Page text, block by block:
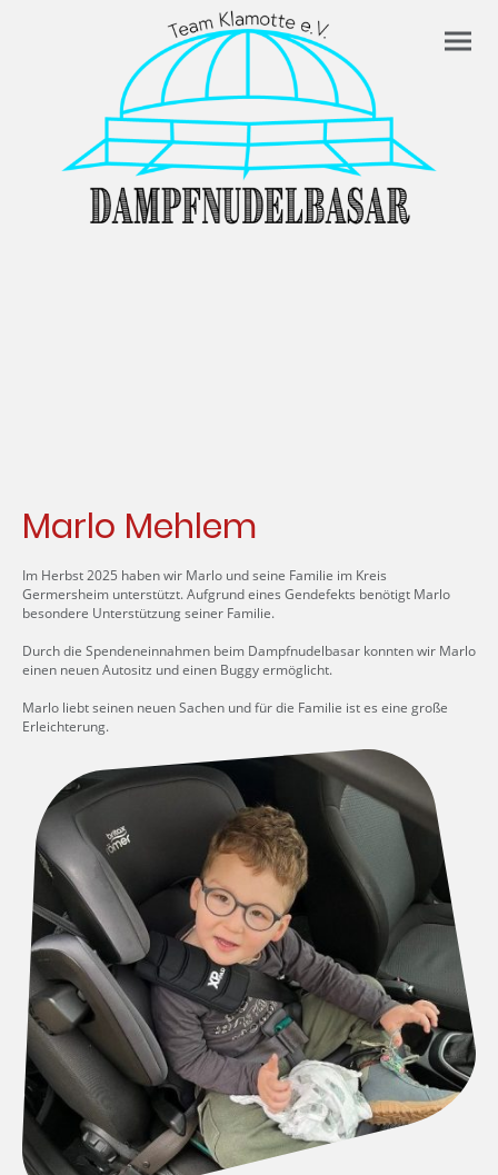
Marlo Mehlem
Im Herbst 2025 haben wir Marlo und seine Familie im Kreis
Germersheim unterstützt. Aufgrund eines Gendefekts benötigt Marlo
besondere Unterstützung seiner Familie.
Durch die Spendeneinnahmen beim Dampfnudelbasar konnten wir Marlo
einen neuen Autositz und einen Buggy ermöglicht.
Marlo liebt seinen neuen Sachen und für die Familie ist es eine große
Erleichterung.